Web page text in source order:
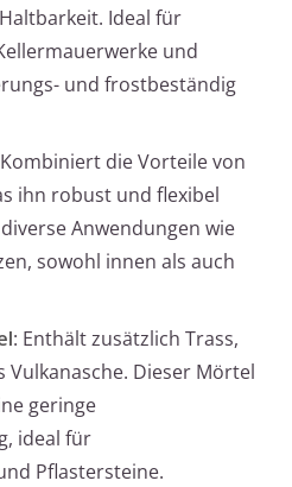
Ideal für
und
und frostbeständig
die Vorteile von
ihn robust und flexibel
Anwendungen wie
sowohl innen als auch
: Enthält zusätzlich Trass,
Vulkanasche. Dieser Mörtel
geringe
ideal für
Pflastersteine.